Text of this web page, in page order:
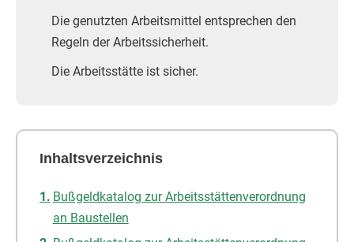
Die genutzten Arbeitsmittel entsprechen den
Regeln der Arbeitssicherheit.
Die Arbeitsstätte ist sicher.
Inhaltsverzeichnis
Bußgeldkatalog zur Arbeitsstättenverordnung
an Baustellen